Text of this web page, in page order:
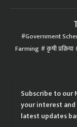
Government
Farming कृषी प्रक्रिया
Subscribe to our
your interest and
latest updates